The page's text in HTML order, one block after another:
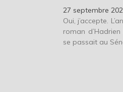
27 septembre
Oui, j’accepte.
roman
se passait au